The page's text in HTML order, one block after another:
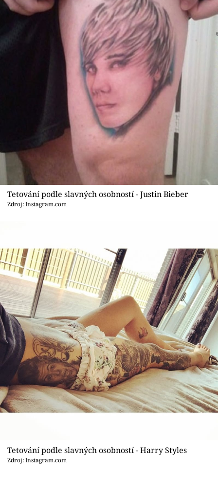
Tetování podle slavných osobností - Justin Bieber
Zdroj: Instagram.com
Tetování podle slavných osobností - Harry Styles
Zdroj: Instagram.com